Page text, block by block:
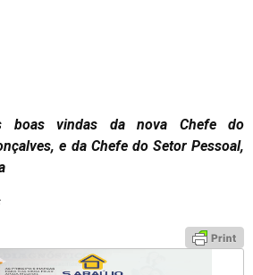
boas vindas da nova Chefe do
e da Chefe do Setor Pessoal,